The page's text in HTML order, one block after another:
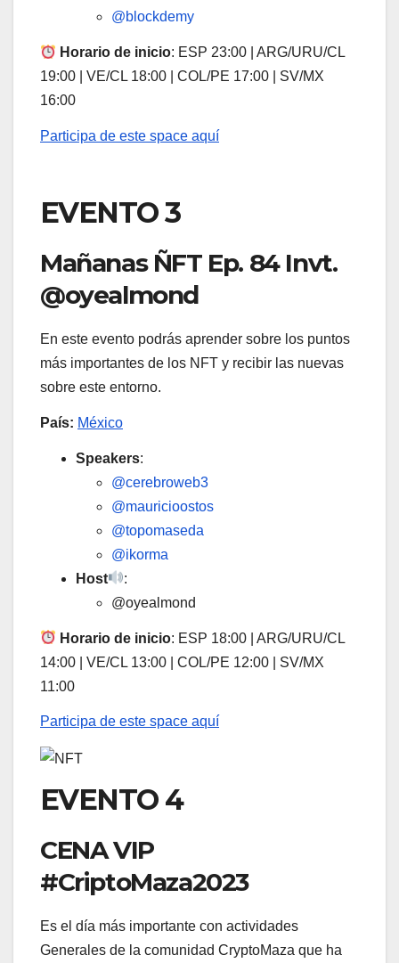
@blockdemy
Horario de inicio: ESP 23:00 | ARG/URU/CL
19:00 | VE/CL 18:00 | COL/PE 17:00 | SV/MX
16:00
Participa de este space aquí
EVENTO 3
Mañanas ÑFT Ep. 84 Invt.
@oyealmond
En este evento podrás aprender sobre los puntos
más importantes de los NFT y recibir las nuevas
sobre este entorno.
País: México
Speakers:
@cerebroweb3
@mauricioostos
@topomaseda
@ikorma
Host
:
@oyealmond
Horario de inicio: ESP 18:00 | ARG/URU/CL
14:00 | VE/CL 13:00 | COL/PE 12:00 | SV/MX
11:00
Participa de este space aquí
EVENTO 4
CENA VIP
#CriptoMaza2023
Es el día más importante con actividades
Generales de la comunidad CryptoMaza que ha